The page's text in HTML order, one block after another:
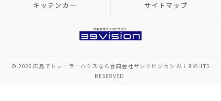
キッチンカー サイトマップ
© 2026 広島でトレーラーハウスなら合同会社サンクビジョン ALL RIGHTS
RESERVED.